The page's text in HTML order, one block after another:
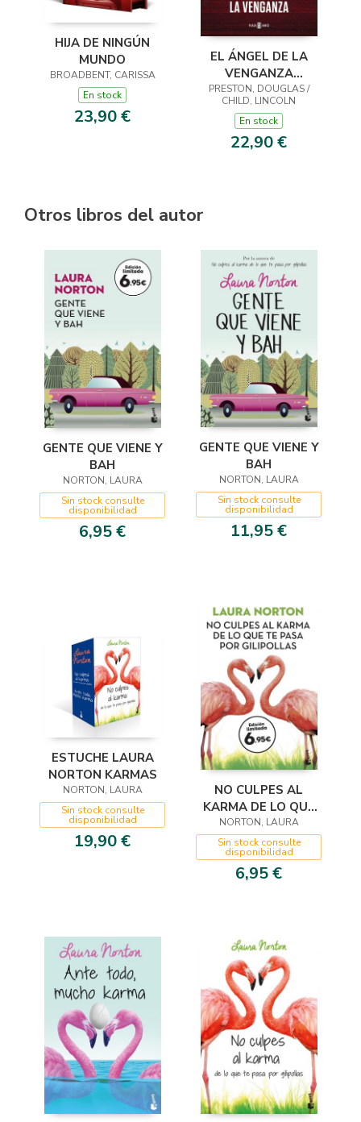
HIJA DE NINGÚN
MUNDO
BROADBENT, CARISSA
En stock
23,90 €
EL ÁNGEL DE LA
VENGANZA
(INSPECTOR
PENDERGAST 22)
PRESTON, DOUGLAS /
CHILD, LINCOLN
En stock
22,90 €
Otros libros del autor
GENTE QUE VIENE Y
BAH
NORTON, LAURA
Sin stock consulte
disponibilidad
6,95 €
GENTE QUE VIENE Y
BAH
NORTON, LAURA
Sin stock consulte
disponibilidad
11,95 €
ESTUCHE LAURA
NORTON KARMAS
NORTON, LAURA
Sin stock consulte
disponibilidad
19,90 €
NO CULPES AL
KARMA DE LO QUE
TE PASA POR
GILIPOLLAS
NORTON, LAURA
Sin stock consulte
disponibilidad
6,95 €